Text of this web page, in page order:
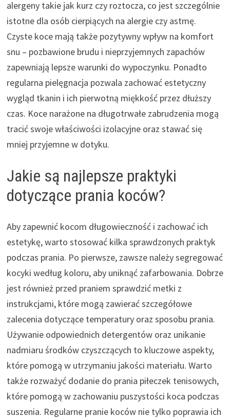
alergeny takie jak kurz czy roztocza, co jest szczególnie
istotne dla osób cierpiących na alergie czy astmę.
Czyste koce mają także pozytywny wpływ na komfort
snu – pozbawione brudu i nieprzyjemnych zapachów
zapewniają lepsze warunki do wypoczynku. Ponadto
regularna pielęgnacja pozwala zachować estetyczny
wygląd tkanin i ich pierwotną miękkość przez dłuższy
czas. Koce narażone na długotrwałe zabrudzenia mogą
tracić swoje właściwości izolacyjne oraz stawać się
mniej przyjemne w dotyku.
Jakie są najlepsze praktyki
dotyczące prania koców?
Aby zapewnić kocom długowieczność i zachować ich
estetykę, warto stosować kilka sprawdzonych praktyk
podczas prania. Po pierwsze, zawsze należy segregować
kocyki według koloru, aby uniknąć zafarbowania. Dobrze
jest również przed praniem sprawdzić metki z
instrukcjami, które mogą zawierać szczegółowe
zalecenia dotyczące temperatury oraz sposobu prania.
Używanie odpowiednich detergentów oraz unikanie
nadmiaru środków czyszczących to kluczowe aspekty,
które pomogą w utrzymaniu jakości materiału. Warto
także rozważyć dodanie do prania piłeczek tenisowych,
które pomogą w zachowaniu puszystości koca podczas
suszenia. Regularne pranie koców nie tylko poprawia ich